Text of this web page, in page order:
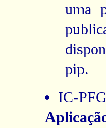
uma
pip.
IC-